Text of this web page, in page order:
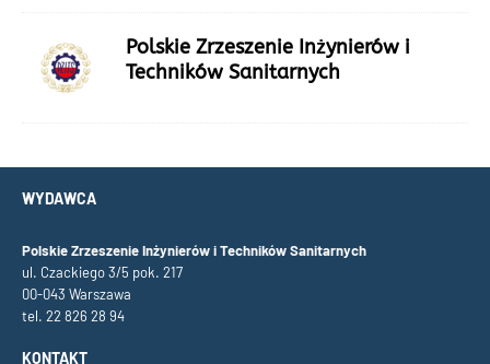
Polskie Zrzeszenie Inżynierów i
Techników Sanitarnych
WYDAWCA
Polskie Zrzeszenie Inżynierów i Techników Sanitarnych
ul. Czackiego 3/5 pok. 217
00-043 Warszawa
tel. 22 826 28 94
KONTAKT